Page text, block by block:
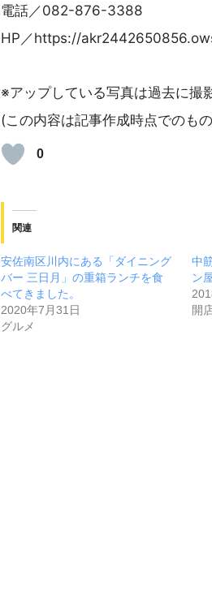
電話／082-876-3388
HP／https://
※アップしている写真は過去に撮
(この内容は記事作成時点でのも
0
関連
安佐南区川内にある「ダイニング
バー 三日月」の重箱ランチを食
べてきました。
2020年7月31日
グルメ
中
ン
開